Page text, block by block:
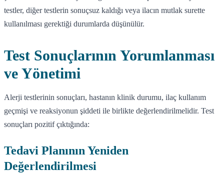
testler, diğer testlerin sonuçsuz kaldığı veya ilacın mutlak surette
kullanılması gerektiği durumlarda düşünülür.
Test Sonuçlarının Yorumlanması
ve Yönetimi
Alerji testlerinin sonuçları, hastanın klinik durumu, ilaç kullanım
geçmişi ve reaksiyonun şiddeti ile birlikte değerlendirilmelidir. Test
sonuçları pozitif çıktığında:
Tedavi Planının Yeniden
Değerlendirilmesi